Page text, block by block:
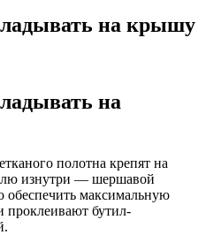
на крышу
на
полотна крепят на
изнутри — шершавой
максимальную
проклеивают бутил-